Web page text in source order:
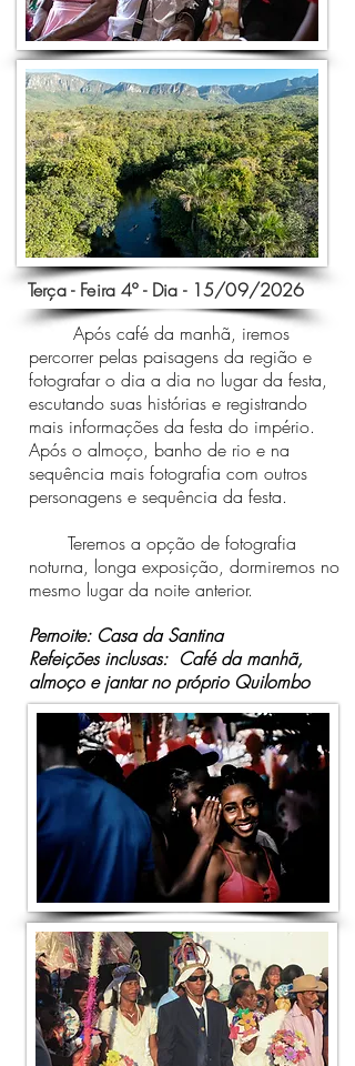
Terça - Feira 4º - Dia - 15/09/2026
Após café da manhã, iremos
percorrer pelas paisagens da região e
fotografar o dia a dia no lugar da festa,
escutando suas histórias e registrando
mais informações da festa do império.
Após o almoço, banho de rio e na
sequência mais fotografia com outros
personagens e sequência da festa.
Teremos a opção de fotografia
noturna, longa exposição, dormiremos no
mesmo lugar da noite anterior.
Pernoite: Casa da Santina
Refeições inclusas: Café da manhã,
almoço e jantar no próprio Quilombo